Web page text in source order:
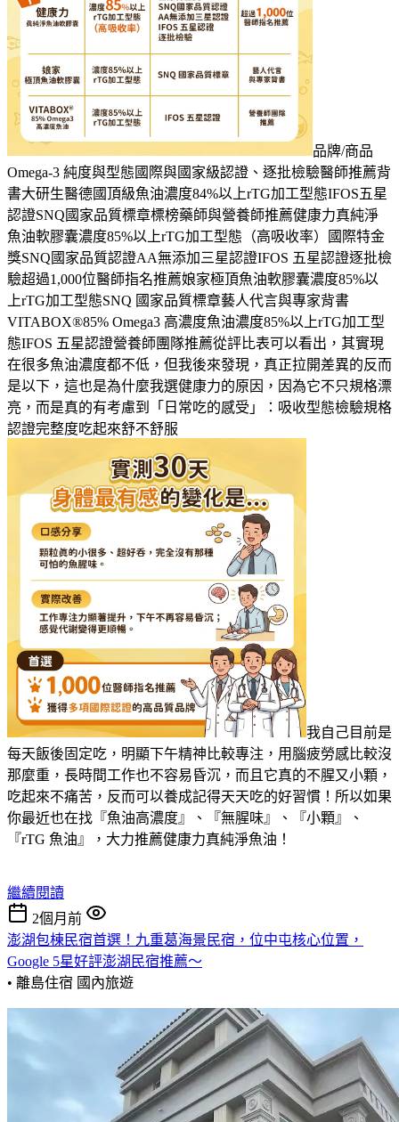
品牌/商品
Omega-3 純度與型態國際與國家級認證、逐批檢驗醫師推薦背
書大研生醫德國頂級魚油濃度84%以上rTG加工型態IFOS五星
認證SNQ國家品質標章標榜藥師與營養師推薦健康力真純淨
魚油軟膠囊濃度85%以上rTG加工型態（高吸收率）國際特金
獎SNQ國家品質認證AA無添加三星認證IFOS 五星認證逐批檢
驗超過1,000位醫師指名推薦娘家極頂魚油軟膠囊濃度85%以
上rTG加工型態SNQ 國家品質標章藝人代言與專家背書
VITABOX®85% Omega3 高濃度魚油濃度85%以上rTG加工型
態IFOS 五星認證營養師團隊推薦從評比表可以看出，其實現
在很多魚油濃度都不低，但我後來發現，真正拉開差異的反而
是以下，這也是為什麼我選健康力的原因，因為它不只規格漂
亮，而是真的有考慮到「日常吃的感受」：吸收型態檢驗規格
認證完整度吃起來舒不舒服
我自己目前是
每天飯後固定吃，明顯下午精神比較專注，用腦疲勞感比較沒
那麼重，長時間工作也不容易昏沉，而且它真的不腥又小顆，
吃起來不痛苦，反而可以養成記得天天吃的好習慣！所以如果
你最近也在找『魚油高濃度』、『無腥味』、『小顆』、
『rTG 魚油』，大力推薦健康力真純淨魚油！
繼續閱讀
2個月前
澎湖包棟民宿首選！九重葛海景民宿，位中屯核心位置，
Google 5星好評澎湖民宿推薦～
• 離島住宿 國內旅遊